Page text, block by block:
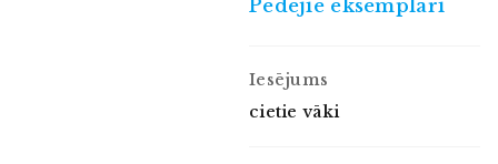
Pēdējie eksemplāri
Iesējums
cietie vāki